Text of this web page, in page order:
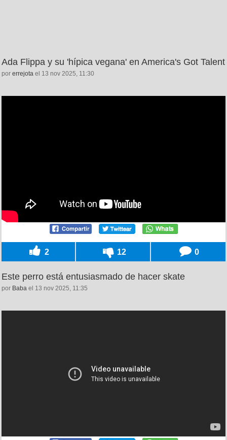
Ada Flippa y su 'hípica vegana' en America's Got Talent
por errejota el 13 nov 2025, 11:30
2 12 0
Este perro está entusiasmado de hacer skate
por Baba el 13 nov 2025, 11:35